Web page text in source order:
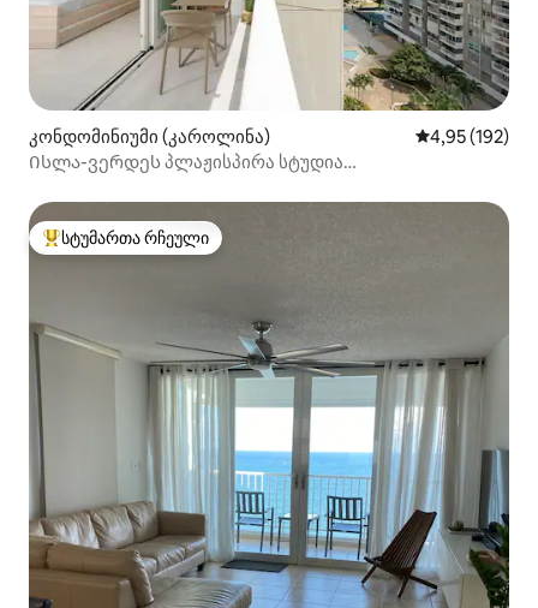
კონდომინიუმი (კაროლინა) საშუალო
4,95 (192)
Ისლა-ვერდეს პლაჟისპირა სტუდია
სტუმართა რჩეული მოწინავე ვარიანტი
სტუმართა რჩეული